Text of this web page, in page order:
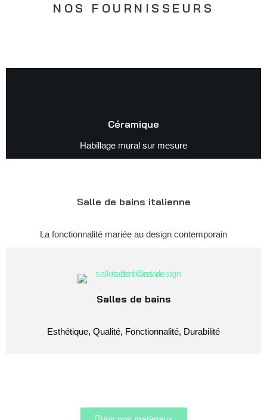
NOS FOURNISSEURS
Céramique
Habillage mural sur mesure
Salle de bains italienne
La fonctionnalité mariée au design contemporain
Salles de bains
Esthétique, ​Qualité, Fonctionnalité, Durabilité